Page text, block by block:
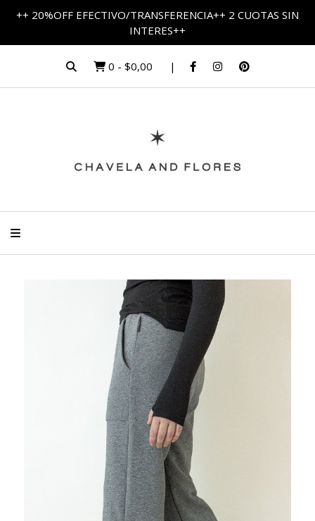
++ 20%OFF EFECTIVO/TRANSFERENCIA++ 2 CUOTAS SIN
INTERES++
0 - $0,00